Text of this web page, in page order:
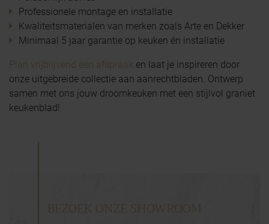
Professionele montage en installatie
Kwaliteitsmaterialen van merken zoals Arte en Dekker
Minimaal 5 jaar garantie op keuken én installatie
Plan vrijblijvend een afspraak en laat je inspireren door
onze uitgebreide collectie aan aanrechtbladen. Ontwerp
samen met ons jouw droomkeuken met een stijlvol graniet
keukenblad!
BEZOEK ONZE SHOWROOM